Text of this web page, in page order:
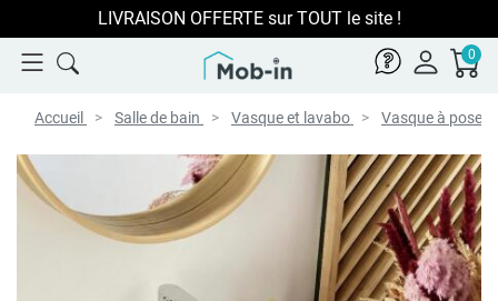
LIVRAISON OFFERTE sur TOUT le site !
0
Accueil Salle de bain Vasque et lavabo Vasque à poser